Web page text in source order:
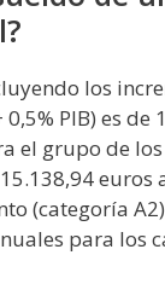
los
0,5% PIB) es de
el grupo de
euros
(categoría
para los